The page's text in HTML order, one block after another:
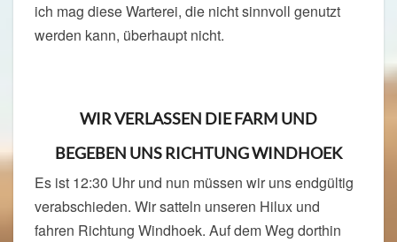
ich mag diese Warterei, die nicht sinnvoll genutzt
werden kann, überhaupt nicht.
WIR VERLASSEN DIE FARM UND
BEGEBEN UNS RICHTUNG WINDHOEK
Es ist 12:30 Uhr und nun müssen wir uns endgültig
verabschieden. Wir satteln unseren Hilux und
fahren Richtung Windhoek. Auf dem Weg dorthin